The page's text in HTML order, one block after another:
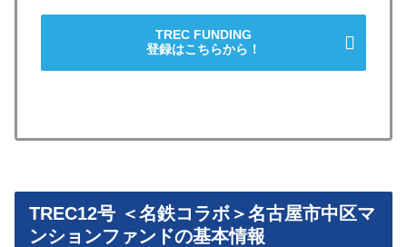
TREC FUNDING
登録はこちらから！
TREC12号 ＜名鉄コラボ＞名古屋市中区マ
ンションファンドの基本情報